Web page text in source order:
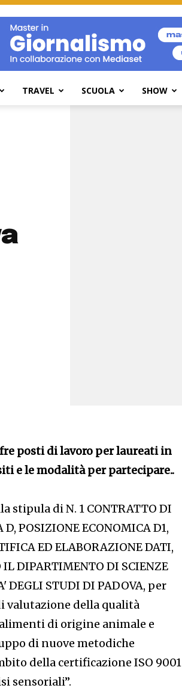
TRAVEL SCUOLA SHOW
posti di lavoro per laureati in
e le modalità per partecipare..
stipula di N. 1 CONTRATTO DI
POSIZIONE ECONOMICA D1,
ED ELABORAZIONE DATI,
DIPARTIMENTO DI SCIENZE
DEGLI STUDI DI PADOVA, per
valutazione della qualità
di origine animale e
di nuove metodiche
della certificazione ISO 9001
sensoriali”.